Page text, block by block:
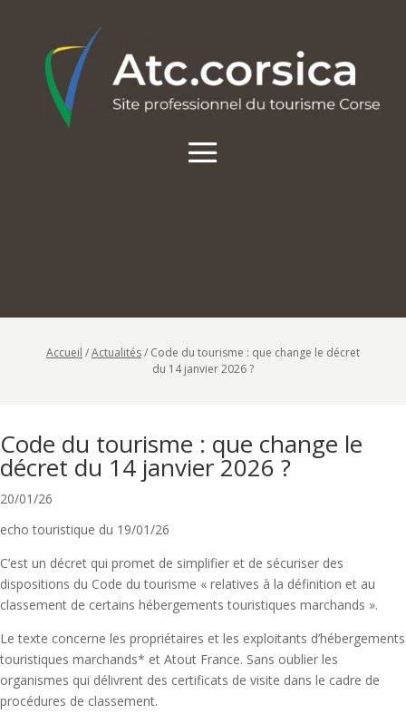
Accueil /Actualités/ Code du tourisme : que change le décret
du 14 janvier 2026 ?
Code du tourisme : que change le
décret du 14 janvier 2026 ?
20/01/26
echo touristique du 19/01/26
C’est un décret qui promet de simplifier et de sécuriser des
dispositions du Code du tourisme « relatives à la définition et au
classement de certains hébergements touristiques marchands ».
Le texte concerne les propriétaires et les exploitants d’hébergements
touristiques marchands* et Atout France. Sans oublier les
organismes qui délivrent des certificats de visite dans le cadre de
procédures de classement.